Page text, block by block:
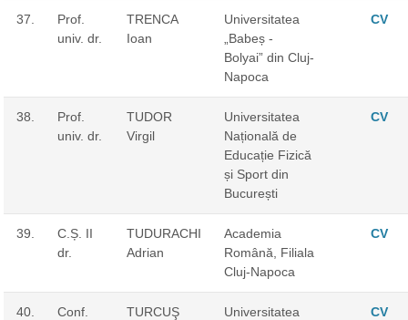
37.
Prof.
univ. dr.
TRENCA
Ioan
Universitatea
„Babeș -
Bolyai” din Cluj-
Napoca
CV
38.
Prof.
univ. dr.
TUDOR
Virgil
Universitatea
Națională de
Educație Fizică
și Sport din
București
CV
39.
C.Ș. II
dr.
TUDURACHI
Adrian
Academia
Română, Filiala
Cluj-Napoca
CV
40.
Conf.
TURCUŞ
Universitatea
CV